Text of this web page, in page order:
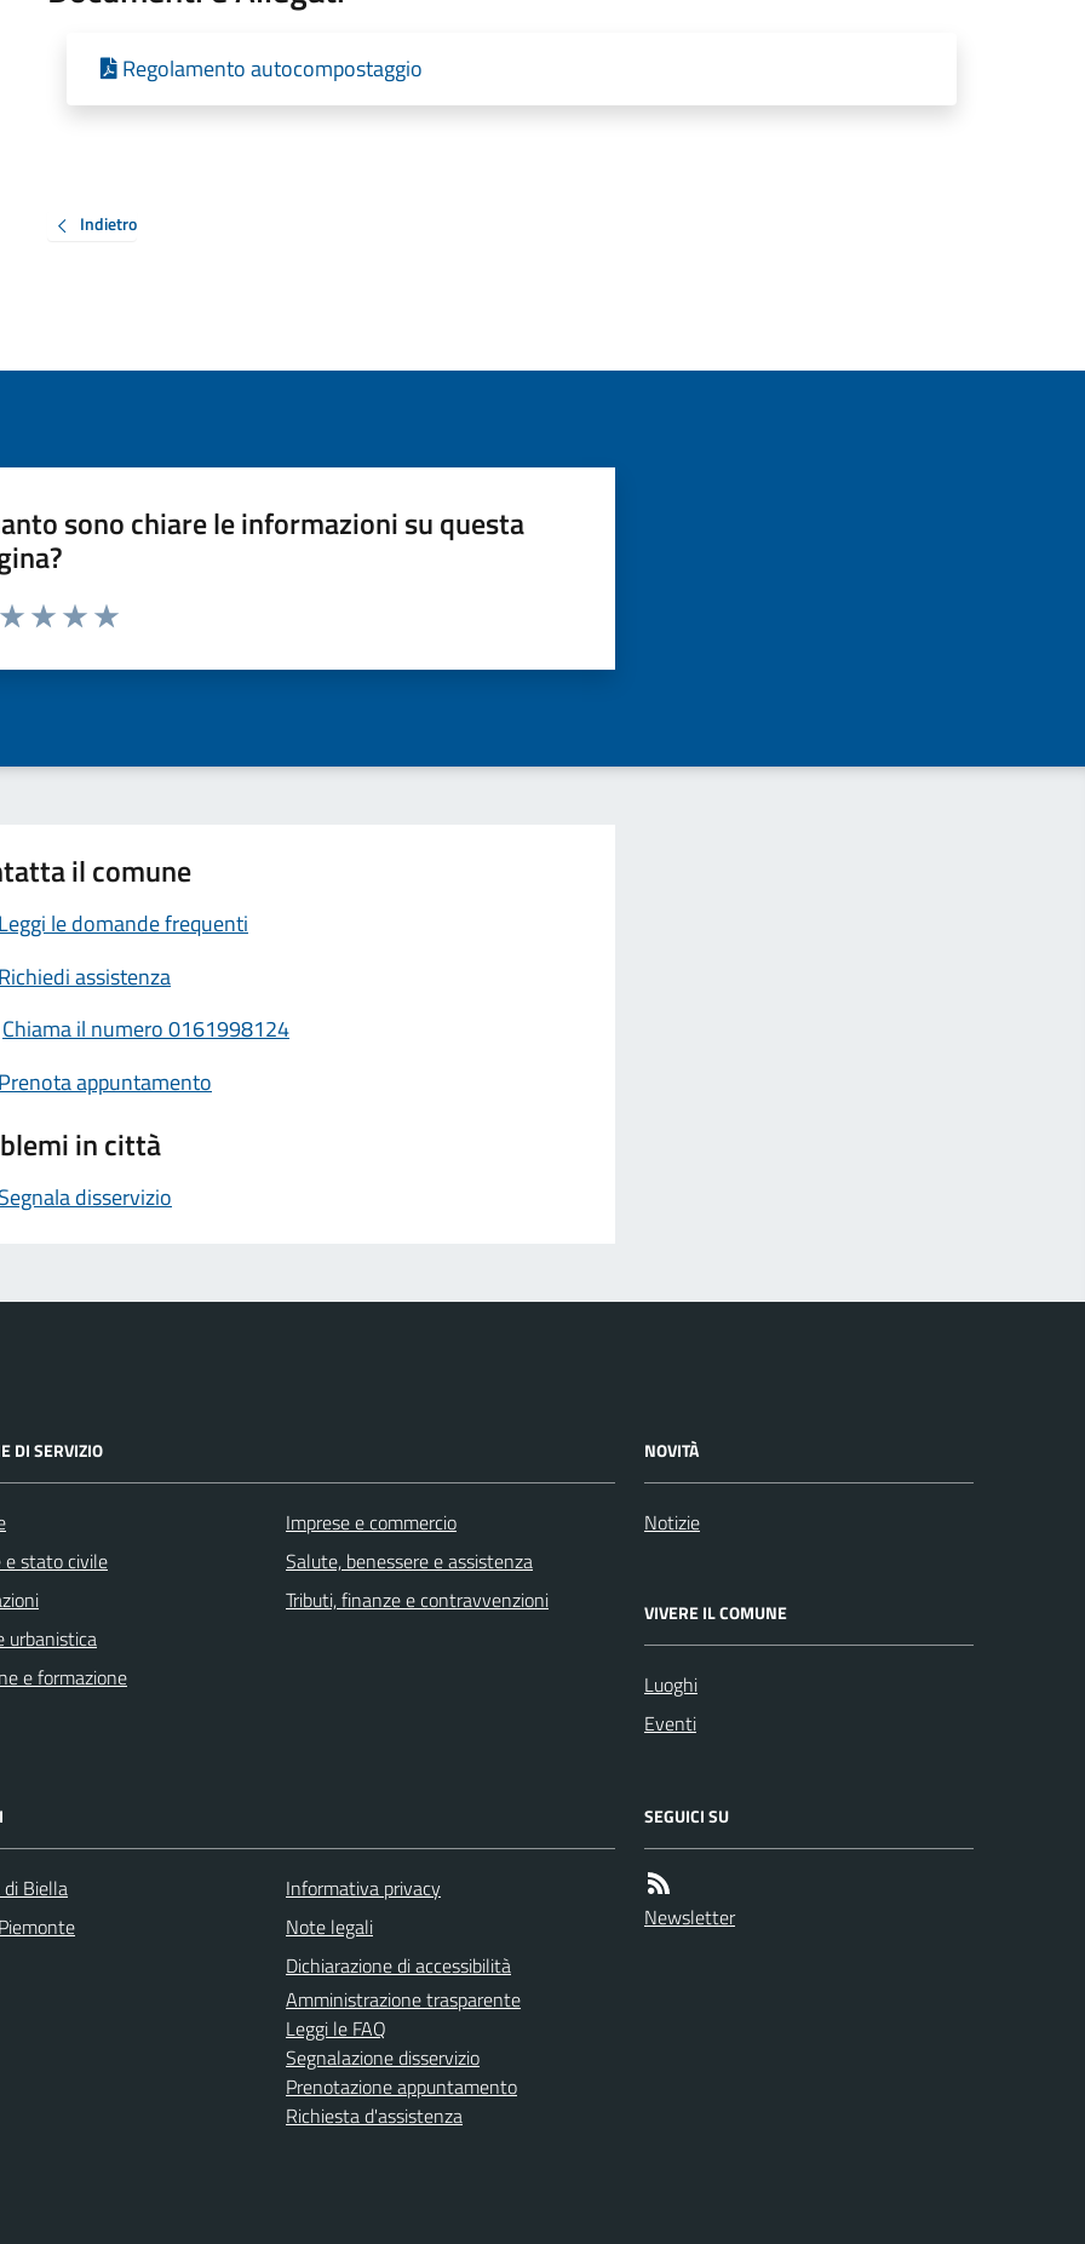
Regolamento autocompostaggio
Indietro
sono chiare le informazioni su questa
da 1 a 5 stelle la pagina
il comune
Leggi le domande frequenti
Richiedi assistenza
Chiama il numero 0161998124
Prenota appuntamento
in città
Segnala disservizio
DI SERVIZIO
e stato civile
urbanistica
e formazione
Imprese e commercio
Salute, benessere e assistenza
Tributi, finanze e contravvenzioni
NOVITÀ
Notizie
VIVERE IL COMUNE
Luoghi
Eventi
Biella
Informativa privacy
Note legali
Dichiarazione di accessibilità
Amministrazione trasparente
Leggi le FAQ
Segnalazione disservizio
Prenotazione appuntamento
Richiesta d'assistenza
SEGUICI SU
Newsletter